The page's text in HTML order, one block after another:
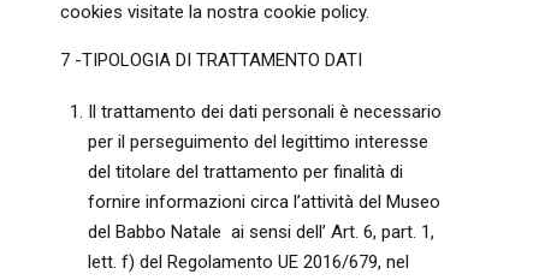
cookies visitate la nostra cookie policy.
7 -TIPOLOGIA DI TRATTAMENTO DATI
Il trattamento dei dati personali è necessario
per il perseguimento del legittimo interesse
del titolare del trattamento per finalità di
fornire informazioni circa l’attività del Museo
del Babbo Natale ai sensi dell’ Art. 6, part. 1,
lett. f) del Regolamento UE 2016/679, nel